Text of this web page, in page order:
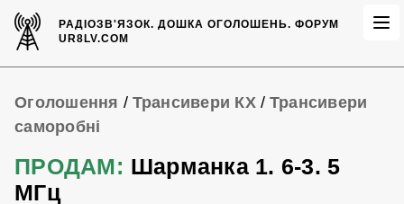
РАДІОЗВ'ЯЗОК.ДОШКА ОГОЛОШЕНЬ. ФОРУМ
UR8LV.COM
Оголошення / Трансивери КХ/ Трансивери
саморобні
ПРОДАМ: Шарманка 1. 6-3. 5
МГц